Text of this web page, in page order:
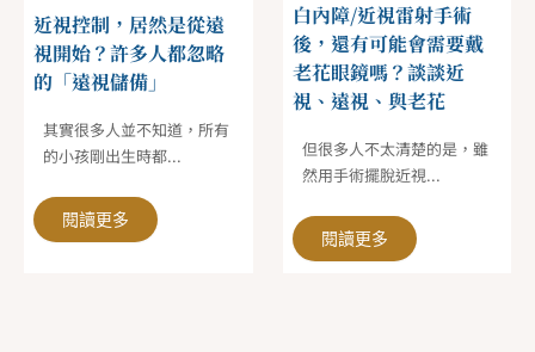
近視控制，居然是從遠
視開始？許多人都忽略
的「遠視儲備」
其實很多人並不知道，所有
的小孩剛出生時都...
閱讀更多
白內障/近視雷射手術
後，還有可能會需要戴
老花眼鏡嗎？談談近
視、遠視、與老花
但很多人不太清楚的是，雖
然用手術擺脫近視...
閱讀更多